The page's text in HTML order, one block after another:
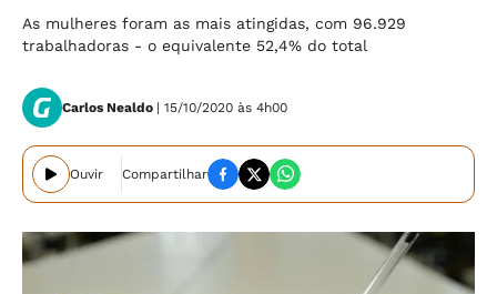
As mulheres foram as mais atingidas, com 96.929
trabalhadoras - o equivalente 52,4% do total
Carlos Nealdo | 15/10/2020 às 4h00
Ouvir Compartilhar